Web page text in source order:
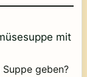
mit
geben?